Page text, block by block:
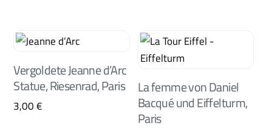
Vergoldete Jeanne d’Arc
Statue, Riesenrad, Paris
3,00€
La femme von Daniel
Bacqué und Eiffelturm,
Paris